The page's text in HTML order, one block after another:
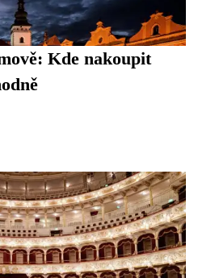
Kde nakoupit